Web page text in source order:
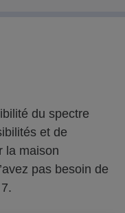
du spectre
et de
la maison
pas besoin de